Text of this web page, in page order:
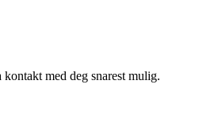
med deg snarest mulig.